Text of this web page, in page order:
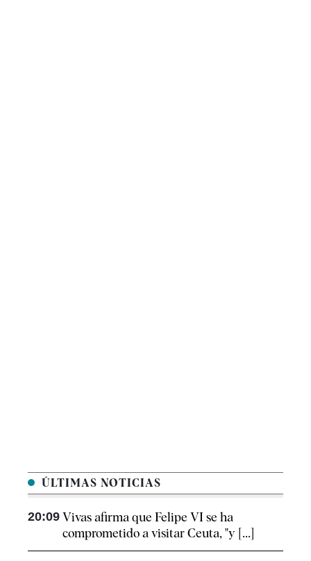
ÚLTIMAS NOTICIAS
20:09 Vivas afirma que Felipe VI se ha
comprometido a visitar Ceuta, "y [...]